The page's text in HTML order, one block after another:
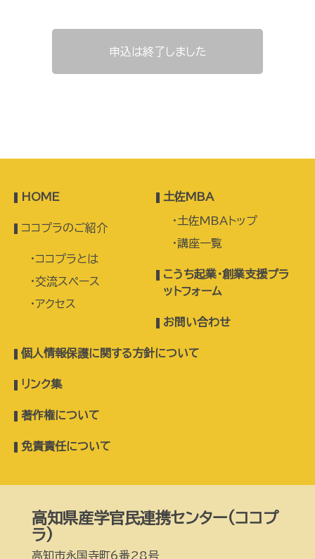
申込は終了しました
HOME
ココプラのご紹介
ココプラとは
交流スペース
アクセス
土佐MBA
土佐MBAトップ
講座一覧
こうち起業・創業支援プラ
ットフォーム
お問い合わせ
個人情報保護に関する方針について
リンク集
著作権について
免責責任について
高知県産学官民連携センター(ココプ
ラ)
高知市永国寺町6番28号